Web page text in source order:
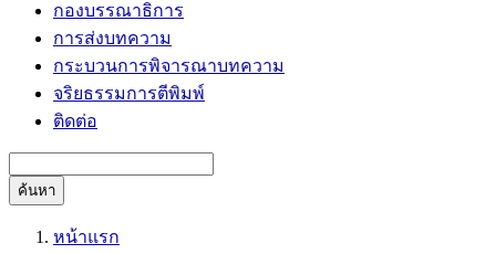
กองบรรณาธิการ
การส่งบทความ
กระบวนการพิจารณาบทความ
จริยธรรมการตีพิมพ์
ติดต่อ
ค้นหา
หน้าแรก